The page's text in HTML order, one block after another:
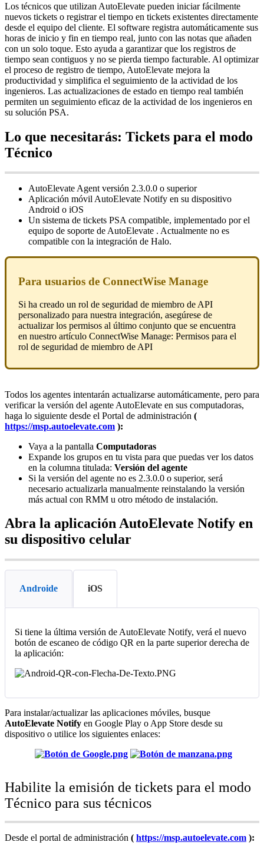
Los técnicos que utilizan AutoElevate pueden iniciar fácilmente
nuevos tickets o registrar el tiempo en tickets existentes directamente
desde el equipo del cliente. El software registra automáticamente sus
horas de inicio y fin en tiempo real, junto con las notas que añaden
con un solo toque. Esto ayuda a garantizar que los registros de
tiempo sean contiguos y no se pierda tiempo facturable. Al optimizar
el proceso de registro de tiempo, AutoElevate mejora la
productividad y simplifica el seguimiento de la actividad de los
ingenieros. Las actualizaciones de estado en tiempo real también
permiten un seguimiento eficaz de la actividad de los ingenieros en
su solución PSA.
Lo que necesitarás: Tickets para el modo
Técnico
AutoElevate Agent versión 2.3.0.0 o superior
Aplicación móvil AutoElevate Notify en su dispositivo
Android o iOS
Un sistema de tickets PSA compatible, implementado por el
equipo de soporte de AutoElevate . Actualmente no es
compatible con la integración de Halo.
Para usuarios de ConnectWise Manage
Si ha creado un rol de seguridad de miembro de API
personalizado para nuestra integración, asegúrese de
actualizar los permisos al último conjunto que se encuentra
en nuestro artículo ConnectWise Manage: Permisos para el
rol de seguridad de miembro de API
Todos los agentes intentarán actualizarse automáticamente, pero para
verificar la versión del agente AutoElevate en sus computadoras,
haga lo siguiente desde el Portal de administración (
https://msp.autoelevate.com ):
Vaya a la pantalla Computadoras
Expande los grupos en tu vista para que puedas ver los datos
en la columna titulada: Versión del agente
Si la versión del agente no es 2.3.0.0 o superior, será
necesario actualizarla manualmente reinstalando la versión
más actual con RMM u otro método de instalación.
Abra la aplicaciónAutoElevate Notify en
su dispositivo celular
Androide iOS
Si tiene la última versión de AutoElevate Notify, verá el nuevo
botón de escaneo de código QR en la parte superior derecha de
la aplicación:
Para instalar/actualizar las aplicaciones móviles, busque
AutoElevate Notify en Google Play o App Store desde su
dispositivo o utilice los siguientes enlaces:
Habilite la emisión de tickets para el modo
Técnico para sus técnicos
Desde el portal de administración ( https://msp.autoelevate.com ):